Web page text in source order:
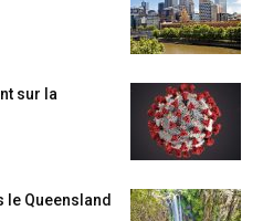
sur la
le Queensland